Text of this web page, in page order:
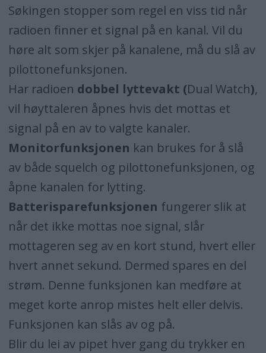
Søkingen stopper som regel en viss tid når
radioen finner et signal på en kanal. Vil du
høre alt som skjer på kanalene, må du slå av
pilottonefunksjonen.
Har radioen dobbel lyttevakt (Dual Watch),
vil høyttaleren åpnes hvis det mottas et
signal på en av to valgte kanaler.
Monitorfunksjonen kan brukes for å slå
av både squelch og pilottonefunksjonen, og
åpne kanalen for lytting.
Batterisparefunksjonen fungerer slik at
når det ikke mottas noe signal, slår
mottageren seg av en kort stund, hvert eller
hvert annet sekund. Dermed spares en del
strøm. Denne funksjonen kan medføre at
meget korte anrop mistes helt eller delvis.
Funksjonen kan slås av og på.
Blir du lei av pipet hver gang du trykker en